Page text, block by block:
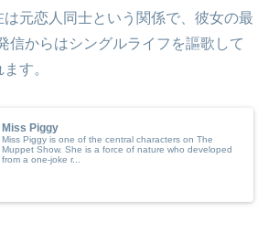
元恋人同士という関係で、彼女の最
信からはシングルライフを謳歌して
す。
Miss Piggy
Miss Piggy is one of the central characters on The
Muppet Show. She is a force of nature who developed
from a one-joke r...